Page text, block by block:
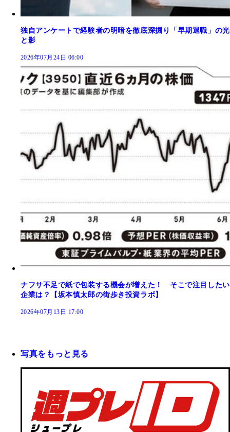
独自アンケートで経験者の明暗を徹底深掘り「早期退職」の光
と影
2026年07月24日 06:00
ナフサ不足で紙で包装する機会が増えた！ そこで注目したい
企業は？【坂本慎太郎の街歩き投資ラボ】
2026年07月13日 17:00
写真をもっと見る